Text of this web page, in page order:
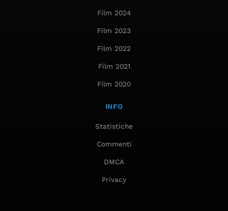
Film 2024
Film 2023
Film 2022
Film 2021
Film 2020
INFO
Statistiche
Commenti
DMCA
Privacy